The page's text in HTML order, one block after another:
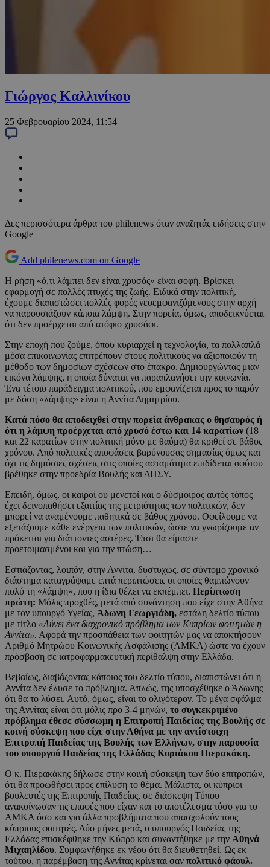
Γιώργος Καλλινίκου
25 Φεβρουαρίου 2024, 11:54
Δες περισσότερα άρθρα του philenews όταν αναζητάς ειδήσεις στην
Google
Add philenews.com on Google
Η ρήση «ό,τι λάμπει δεν είναι χρυσός» είναι σοφή. Βρίσκει
εφαρμογή σε πολλές πτυχές της ζωής. Ειδικά στην πολιτική,
έχουμε διαπιστώσει πολλές φορές νεοεμφανιζόμενους στην αρχή
να παρουσιάζουν κάποια λάμψη. Στην πορεία, όμως, αποδεικνύεται
ότι δεν προέρχεται από ατόφιο χρυσάφι.
Στην εποχή που ζούμε, όπου κυριαρχεί η τεχνολογία, τα πολλαπλά
μέσα επικοινωνίας επιτρέπουν στους πολιτικούς να αξιοποιούν τη
μέθοδο των δημοσίων σχέσεων στο έπακρο. Δημιουργώντας μιαν
εικόνα λάμψης, η οποία δύναται να παραπλανήσει την κοινωνία.
Ένα τέτοιο παράδειγμα πολιτικού, που εμφανίζεται προς το παρόν
με δόση «λάμψης» είναι η Αννίτα Δημητρίου.
Κατά πόσο θα αποδειχθεί στην πορεία άνθρακας ο θησαυρός ή
ότι η λάμψη προέρχεται από χρυσό έστω και 14 καρατίων (18
και 22 καρατίων στην πολιτική μόνο με θαύμα) θα κριθεί σε βάθος
χρόνου. Από πολιτικές αποφάσεις βαρύνουσας σημασίας όμως και
όχι τις δημόσιες σχέσεις στις οποίες ασταμάτητα επιδίδεται αφότου
βρέθηκε στην προεδρία Βουλής και ΔΗΣΥ.
Επειδή, όμως, οι καιροί ου μενετοί και ο δύσμοιρος αυτός τόπος
έχει δεινοπαθήσει εξαιτίας της μετριότητας των πολιτικών, δεν
μπορεί να αναμένουμε παθητικά σε βάθος χρόνου. Οφείλουμε να
εξετάζουμε κάθε ενέργεια των πολιτικών, ώστε να γνωρίζουμε αν
πρόκειται για διάττοντες αστέρες. Έτσι θα είμαστε
προετοιμασμένοι και για την πτώση…
Εστιάζοντας, λοιπόν, στην Αννίτα, δυστυχώς, σε σύντομο χρονικό
διάστημα καταγράψαμε επτά περιπτώσεις οι οποίες θαμπώνουν
πολύ τη «λάμψη», που η ίδια θέλει να εκπέμπει. Περίπτωση
πρώτη: Μόλις προχθές, μετά από συνάντηση που είχε στην Αθήνα
με τον υπουργό Υγείας, Άδωνη Γεωργιάδη, εστάλη δελτίο τύπου
με τίτλο «Λύνει ένα διαχρονικό πρόβλημα των Κυπρίων φοιτητών η
Αννίτα». Αφορά την προσπάθεια των φοιτητών μας να αποκτήσουν
Αριθμό Μητρώου Κοινωνικής Ασφάλισης (ΑΜΚΑ) ώστε να έχουν
πρόσβαση σε ιατροφαρμακευτική περίθαλψη στην Ελλάδα.
Βεβαίως, διαβάζοντας κάποιος του δελτίο τύπου, διαπιστώνει ότι η
Αννίτα δεν έλυσε το πρόβλημα. Απλώς, της υποσχέθηκε ο Άδωνης
ότι θα το λύσει. Αυτό, όμως, είναι το ολιγότερον. Το μέγα σφάλμα
της Αννίτας είναι ότι μόλις προ 3-4 μηνών, το συγκεκριμένο
πρόβλημα έθεσε σύσσωμη η Επιτροπή Παιδείας της Βουλής σε
κοινή σύσκεψη που είχε στην Αθήνα με την αντίστοιχη
Επιτροπή Παιδείας της Βουλής των Ελλήνων, στην παρουσία
του υπουργού Παιδείας της Ελλάδας Κυριάκου Πιερακάκη.
Ο κ. Πιερακάκης δήλωσε στην κοινή σύσκεψη των δύο επιτροπών,
ότι θα προωθήσει προς επίλυση το θέμα. Μάλιστα, οι κύπριοι
βουλευτές της Επιτροπής Παιδείας, σε διάσκεψη Τύπου
ανακοίνωσαν τις επαφές που είχαν και το αποτέλεσμα τόσο για το
ΑΜΚΑ όσο και για άλλα προβλήματα που απασχολούν τους
κύπριους φοιτητές. Δύο μήνες μετά, ο υπουργός Παιδείας της
Ελλάδας επισκέφθηκε την Κύπρο και συναντήθηκε με την Αθηνά
Μιχαηλίδου. Συμφωνήθηκε εκ νέου ότι θα διευθετηθεί. Ως εκ
τούτου, η παρέμβαση της Αννίτας κρίνεται σαν πολιτικό φάουλ.